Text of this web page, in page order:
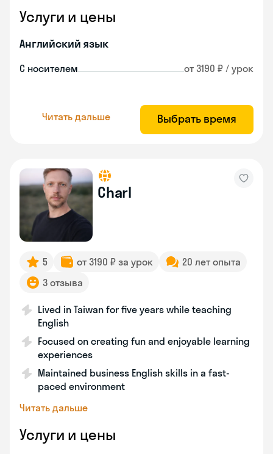
Услуги и цены
Английский язык
С носителем от 3190 ₽ / урок
Читать дальше Выбрать время
Charl
5 от 3190 ₽ за урок
20 лет опыта
3 отзыва
Lived in Taiwan for five years while teaching
English
Focused on creating fun and enjoyable learning
experiences
Maintained business English skills in a fast-
paced environment
Читать дальше
Услуги и цены